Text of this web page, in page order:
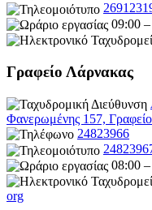
09:00
Γραφείο Λάρνακας
Φανερωμένης 157,
24823966
08:00
org